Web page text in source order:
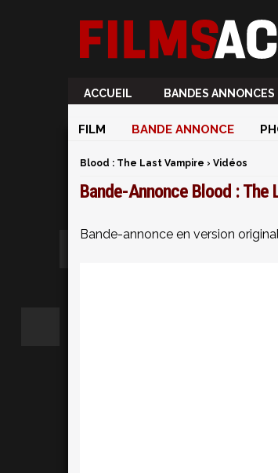
ACCUEIL BANDES ANNONCES
FILM BANDE ANNONCE
Blood : The Last Vampire › Vidéos
Bande-Annonce Blood : The
Bande-annonce en version